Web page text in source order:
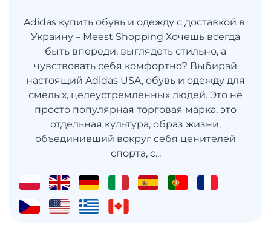
Adidas купить обувь и одежду с доставкой в ​​
Украину – Meest Shopping Хочешь всегда
быть впереди, выглядеть стильно, а
чувствовать себя комфортно? Выбирай
настоящий Adidas USA, обувь и одежду для
смелых, целеустремленных людей. Это не
просто популярная торговая марка, это
отдельная культура, образ жизни,
объединивший вокруг себя ценителей
спорта, с...